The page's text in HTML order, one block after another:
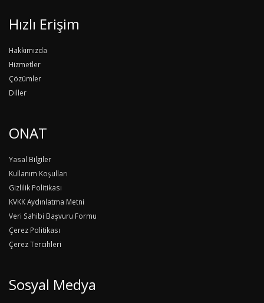
Hızlı Erişim
Hakkımızda
Hizmetler
Çözümler
Diller
ONAT
Yasal Bilgiler
Kullanım Koşulları
Gizlilik Politikası
KVKK Aydınlatma Metni
Veri Sahibi Başvuru Formu
Çerez Politikası
Çerez Tercihleri
Sosyal Medya